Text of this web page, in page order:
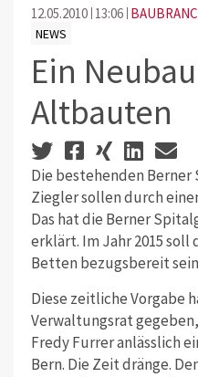
12.05.2010 13:06
NEWS
Ein
Altbauten
Die bestehenden
Ziegler sollen durch
Das hat die Berner
erklärt. Im Jahr 2015 soll
Betten bezugsbereit
Diese zeitliche Vorgabe
Verwaltungsrat
Fredy Furrer anlässlich
Bern. Die Zeit dränge.